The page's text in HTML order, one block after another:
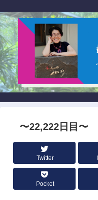
〜22,222日目〜
Twitter
Pocket